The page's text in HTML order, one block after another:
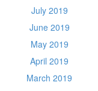
July 2019
June 2019
May 2019
April 2019
March 2019